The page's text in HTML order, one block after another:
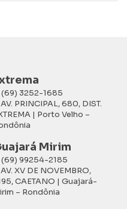
(69) 3252-1685
AV. PRINCIPAL, 680, DIST.
| Porto Velho –
Mirim
(69) 99254-2185
AV. XV DE NOVEMBRO,
CAETANO | Guajará-
– Rondônia